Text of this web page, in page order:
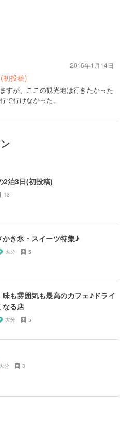
初投稿)
すが、ここの観光地は行きたかった
で行けなかった。
2016年1月14日
2泊3日(初投稿)
13
かき氷・スイーツ特集♪
大分 5
味も雰囲気も最高のカフェ♪ドライ
なる店
大分 5
大分 3